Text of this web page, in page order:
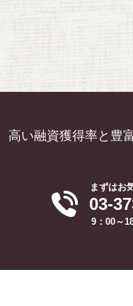
高い融資獲得率と豊
まずはお
03-
9：00～